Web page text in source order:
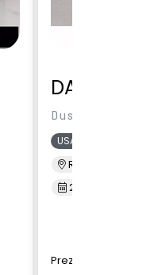
DACIA
Duster 1.0
USATO
Renord S.M.
2/2022
Prezzo Renord